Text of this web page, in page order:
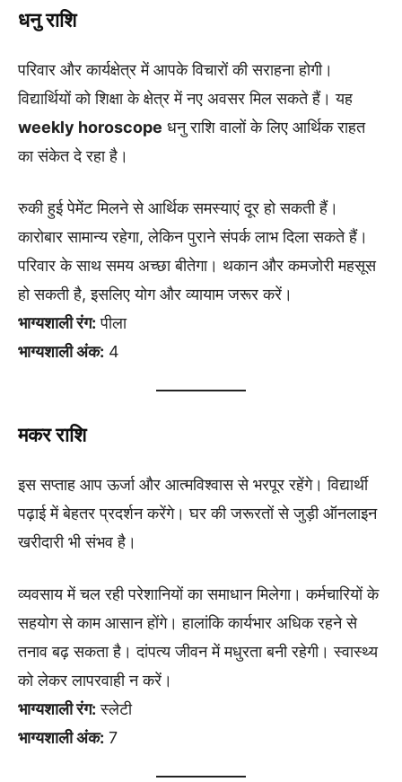
धनु राशि
परिवार और कार्यक्षेत्र में आपके विचारों की सराहना होगी।
विद्यार्थियों को शिक्षा के क्षेत्र में नए अवसर मिल सकते हैं। यह
weekly horoscope धनु राशि वालों के लिए आर्थिक राहत
का संकेत दे रहा है।
रुकी हुई पेमेंट मिलने से आर्थिक समस्याएं दूर हो सकती हैं।
कारोबार सामान्य रहेगा, लेकिन पुराने संपर्क लाभ दिला सकते हैं।
परिवार के साथ समय अच्छा बीतेगा। थकान और कमजोरी महसूस
हो सकती है, इसलिए योग और व्यायाम जरूर करें।
भाग्यशाली रंग: पीला
भाग्यशाली अंक: 4
मकर राशि
इस सप्ताह आप ऊर्जा और आत्मविश्वास से भरपूर रहेंगे। विद्यार्थी
पढ़ाई में बेहतर प्रदर्शन करेंगे। घर की जरूरतों से जुड़ी ऑनलाइन
खरीदारी भी संभव है।
व्यवसाय में चल रही परेशानियों का समाधान मिलेगा। कर्मचारियों के
सहयोग से काम आसान होंगे। हालांकि कार्यभार अधिक रहने से
तनाव बढ़ सकता है। दांपत्य जीवन में मधुरता बनी रहेगी। स्वास्थ्य
को लेकर लापरवाही न करें।
भाग्यशाली रंग: स्लेटी
भाग्यशाली अंक: 7